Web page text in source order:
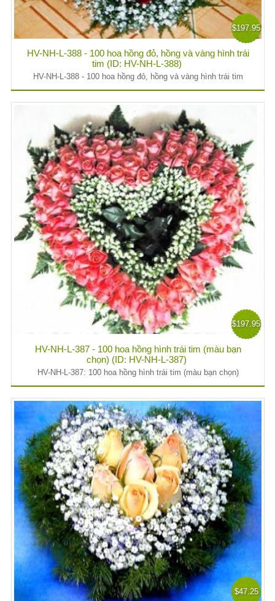
$197.95
HV-NH-L-388 - 100 hoa hồng đỏ, hồng và vàng hình trái
tim (ID: HV-NH-L-388)
HV-NH-L-388 - 100 hoa hồng đỏ, hồng và vàng hình trái tim
$197.95
HV-NH-L-387 - 100 hoa hồng hình trái tim (màu bạn
chọn) (ID: HV-NH-L-387)
HV-NH-L-387: 100 hoa hồng hình trái tim (màu bạn chọn)
$47.25